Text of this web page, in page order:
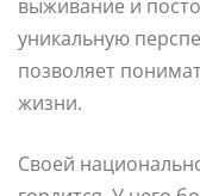
выживание и
уникальную
позволяет
жизни.
Своей